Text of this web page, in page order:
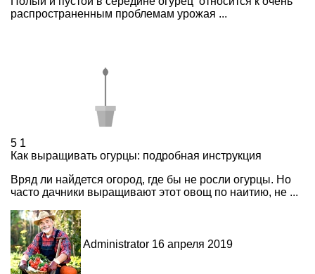
распространенным проблемам урожая ...
5 1
Как выращивать огурцы: подробная инструкция
Вряд ли найдется огород, где бы не росли огурцы. Но
часто дачники выращивают этот овощ по наитию, не ...
Administrator 16 апреля 2019